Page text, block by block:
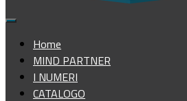
Home
MIND PARTNER
I NUMERI
CATALOGO